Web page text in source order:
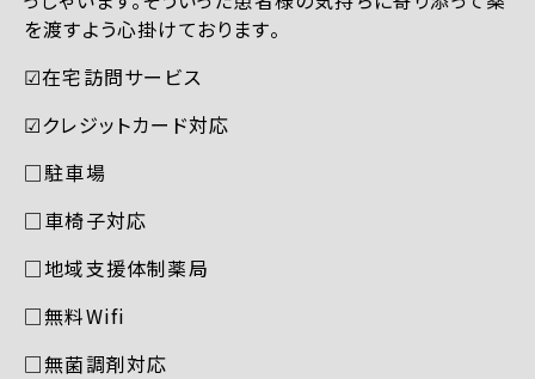
を渡すよう心掛けております。
☑︎在宅訪問サービス
☑︎クレジットカード対応
□駐車場
□車椅子対応
□地域支援体制薬局
□無料Wifi
□無菌調剤対応